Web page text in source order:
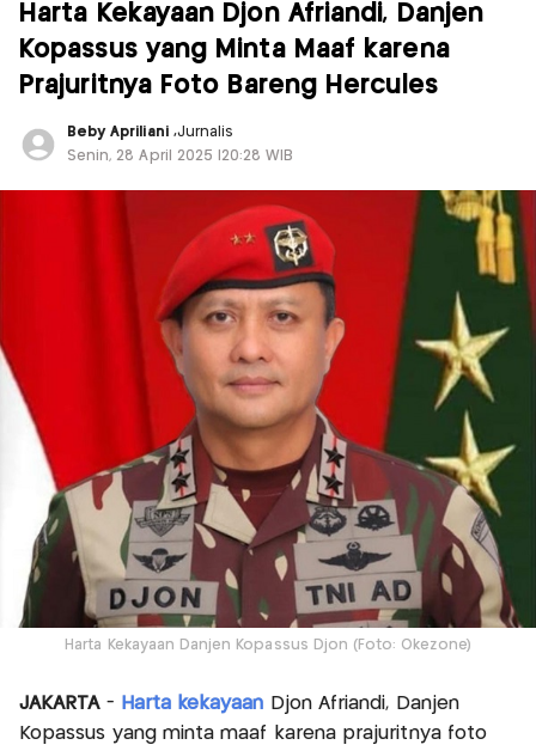
Harta Kekayaan Djon Afriandi, Danjen
Kopassus yang Minta Maaf karena
Prajuritnya Foto Bareng Hercules
Beby Apriliani ,Jurnalis
Senin, 28 April 2025 |20:28 WIB
Harta Kekayaan Danjen Kopassus Djon (Foto: Okezone)
JAKARTA- Harta kekayaan Djon Afriandi, Danjen
Kopassus yang minta maaf karena prajuritnya foto